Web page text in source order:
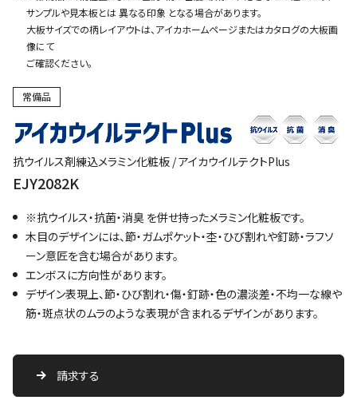
サンプルや見本板とは 異なる印象 となる場合があります。
大板サイズでの柄レイアウトは、アイカホームページまたはカタログの大板画
像にて
ご確認ください。
常備品
抗ウイルス剤練込メラミン化粧板 / アイカウイルテクトPlus
EJY2082K
※抗ウイルス・抗菌・消臭 を併せ持ったメラミン化粧板です。
木目のデザインには、節・ガムポケット・杢・ひび割れや釘跡・ラフソ
ーン意匠を含む場合があります。
エンボスに方向性があります。
デザイン表現上、節・ひび割れ・傷・釘跡・色の濃淡差・不均一な線や
筋・斑点状のムラのような表現が含まれるデザインがあります。
請求する